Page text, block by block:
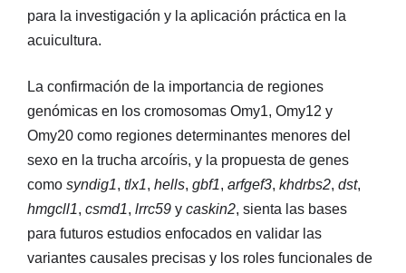
para la investigación y la aplicación práctica en la
acuicultura.
La confirmación de la importancia de regiones
genómicas en los cromosomas Omy1, Omy12 y
Omy20 como regiones determinantes menores del
sexo en la trucha arcoíris, y la propuesta de genes
como syndig1, tlx1, hells, gbf1, arfgef3, khdrbs2, dst,
hmgcll1, csmd1, lrrc59 y caskin2, sienta las bases
para futuros estudios enfocados en validar las
variantes causales precisas y los roles funcionales de